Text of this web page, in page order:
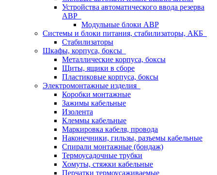
Устройства автоматического ввода резерва
АВР
Модульные блоки АВР
Системы и блоки питания, стабилизаторы, АКБ
Стабилизаторы
Шкафы, корпуса, боксы
Металлические корпуса, боксы
Щиты, ящики в сборе
Пластиковые корпуса, боксы
Электромонтажные изделия
Коробки монтажные
Зажимы кабельные
Изолента
Клеммы кабельные
Маркировка кабеля, провода
Наконечники, гильзы, разъемы кабельные
Спирали монтажные (бондаж)
Термоусадочные трубки
Хомуты, стяжки кабельные
Перчатки термоусаживаемые